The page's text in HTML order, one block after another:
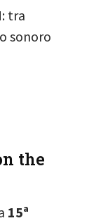
tra
sonoro
the
15ª